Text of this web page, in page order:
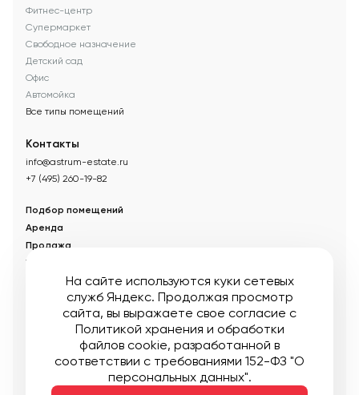
Фитнес-центр
Супермаркет
Свободное назначение
Детский сад
Офис
Автомойка
Все типы помещений
Контакты
info@astrum-estate.ru
+7 (495) 260-19-82
Подбор помещений
Аренда
Продажа
Управление недвижимостью
О компании
Новости
© Управляющая компания «Аструм Недвижимость».
Опубликованная на сайте информация носит информационный
На сайте используются куки сетевых
служб Яндекс. Продолжая просмотр
сайта, вы выражаете свое согласие с
Политикой хранения и обработки
файлов cookie, разработанной в
соответствии с требованиями 152-ФЗ "О
персональных данных".